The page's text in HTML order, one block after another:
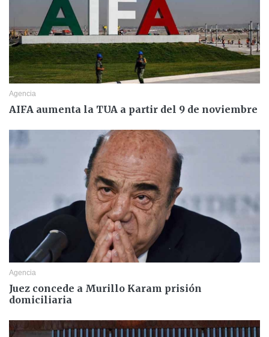
Agencia
AIFA aumenta la TUA a partir del 9 de noviembre
Agencia
Juez concede a Murillo Karam prisión
domiciliaria